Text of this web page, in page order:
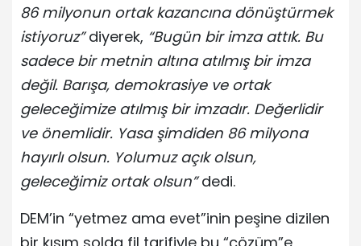
86 milyonun ortak kazancına dönüştürmek
istiyoruz”diyerek, “Bugün bir imza attık. Bu
sadece bir metnin altına atılmış bir imza
değil. Barışa, demokrasiye ve ortak
geleceğimize atılmış bir imzadır. Değerlidir
ve önemlidir. Yasa şimdiden 86 milyona
hayırlı olsun. Yolumuz açık olsun,
geleceğimiz ortak olsun”dedi.
DEM’in “yetmez ama evet”inin peşine dizilen